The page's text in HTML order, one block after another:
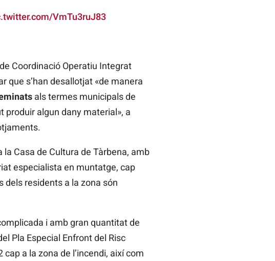
VmTu3ruJ83
Coordinació Operatiu Integrat
que s’han desallotjat «de manera
als termes municipals de
produir algun dany material», a
Casa de Cultura de Tàrbena, amb
especialista en muntatge, cap
dels residents a la zona són
i amb gran quantitat de
Pla Especial Enfront del Risc
cap a la zona de l’incendi, així com